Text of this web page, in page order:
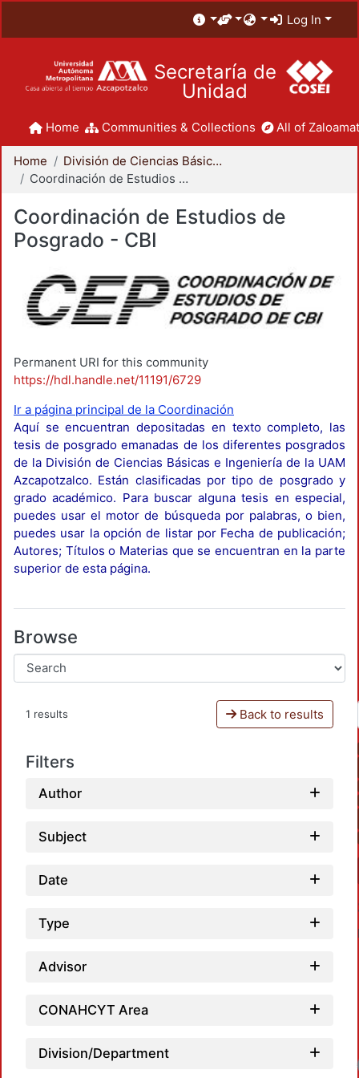
Log In
Secretaría de
Unidad
Home Communities & Collections All of
Home
División de Ciencias Básicas e Ingeniería
Coordinación de Estudios de Posgrado - CBI
Coordinación de Estudios de
Posgrado - CBI
Permanent URI for this community
https://hdl.handle.net/11191/6729
Ir a página principal de la Coordinación
Aquí se encuentran depositadas en texto completo, las
tesis de posgrado emanadas de los diferentes posgrados
de la División de Ciencias Básicas e Ingeniería de la UAM
Azcapotzalco. Están clasificadas por tipo de posgrado y
grado académico. Para buscar alguna tesis en especial,
puedes usar el motor de búsqueda por palabras, o bien,
puedes usar la opción de listar por Fecha de publicación;
Autores; Títulos o Materias que se encuentran en la parte
superior de esta página.
Browse
1 results Back to results
Filters
Author
Subject
Date
Type
Advisor
CONAHCYT Area
Division/Department